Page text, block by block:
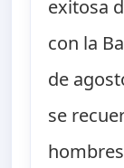
exitosa
con la
de
se